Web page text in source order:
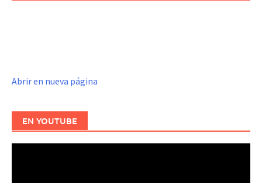
Abrir en nueva página
EN YOUTUBE